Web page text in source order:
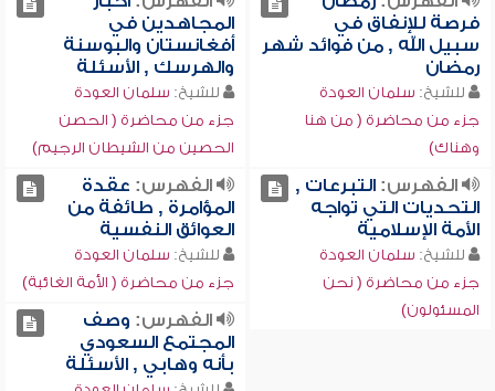
فرصة للإنفاق في
سبيل الله , من فوائد شهر
رمضان
للشيخ: سلمان العودة
جزء من محاضرة ( من هنا
وهناك)
المجاهدين في
أفغانستان والبوسنة
والهرسك , الأسئلة
للشيخ: سلمان العودة
جزء من محاضرة ( الحصن
الحصين من الشيطان الرجيم)
الفهرس:التبرعات ,
التحديات التي تواجه
الأمة الإسلامية
للشيخ: سلمان العودة
جزء من محاضرة ( نحن
المسئولون)
الفهرس: عقدة
المؤامرة , طائفة من
العوائق النفسية
للشيخ: سلمان العودة
جزء من محاضرة ( الأمة الغائبة)
الفهرس: وصف
المجتمع السعودي
بأنه وهابي , الأسئلة